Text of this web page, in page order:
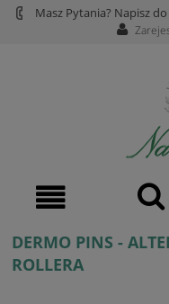
Masz Pytania? Napisz
DERMO PINS -
ROLLERA